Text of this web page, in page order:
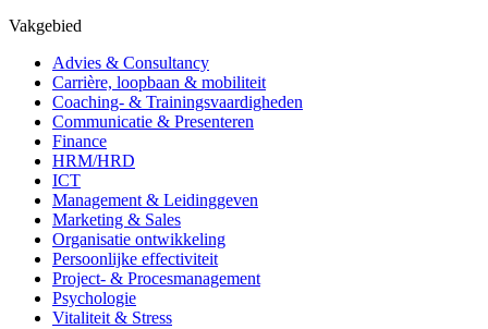
Vakgebied
Advies & Consultancy
Carrière, loopbaan & mobiliteit
Coaching- & Trainingsvaardigheden
Communicatie & Presenteren
Finance
HRM/HRD
ICT
Management & Leidinggeven
Marketing & Sales
Organisatie ontwikkeling
Persoonlijke effectiviteit
Project- & Procesmanagement
Psychologie
Vitaliteit & Stress